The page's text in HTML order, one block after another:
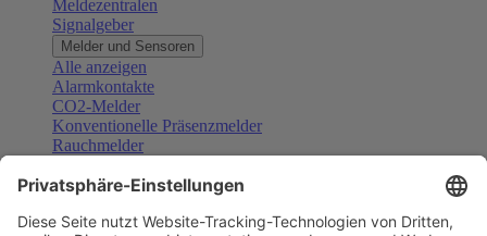
Meldezentralen
Signalgeber
Melder und Sensoren
Alle anzeigen
Alarmkontakte
CO2-Melder
Konventionelle Präsenzmelder
Rauchmelder
Gefahrenmelder
Türsprechanlagen